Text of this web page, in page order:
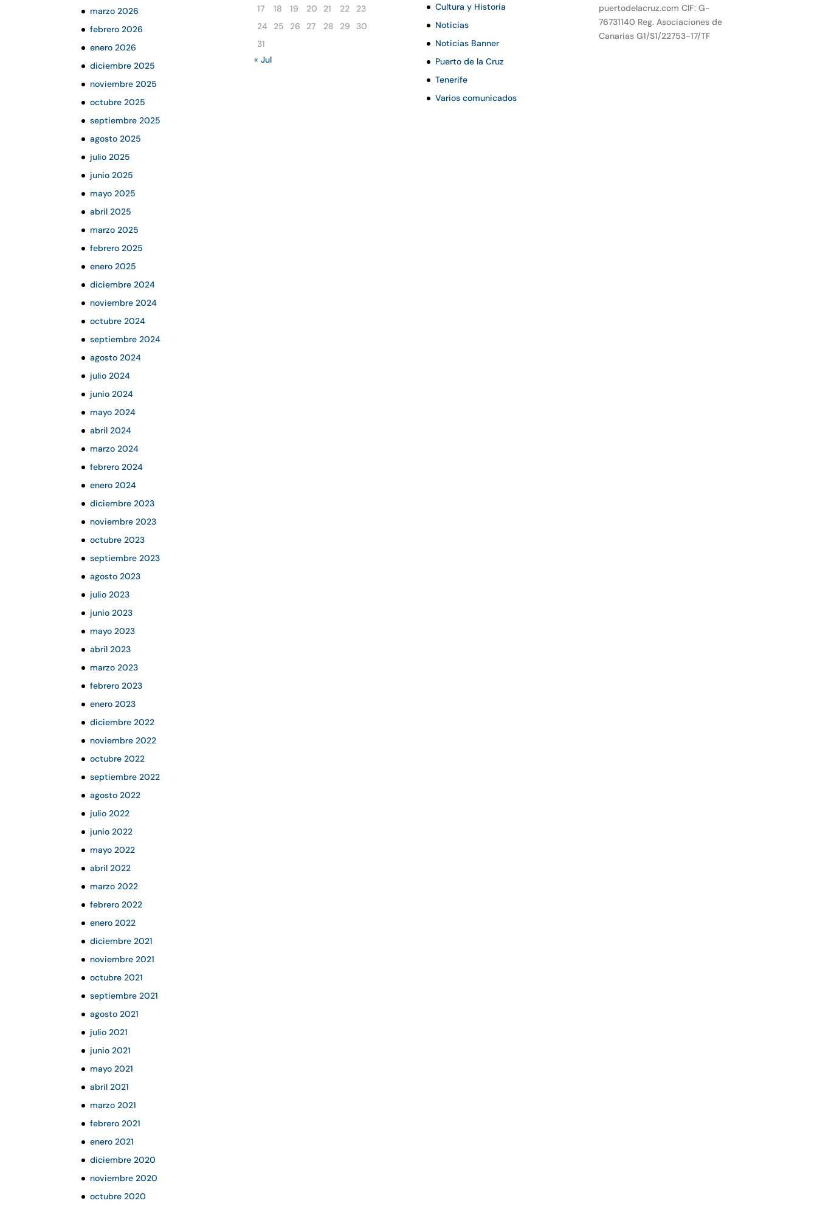
marzo 2026
febrero 2026
enero 2026
diciembre 2025
noviembre 2025
octubre 2025
septiembre 2025
agosto 2025
julio 2025
junio 2025
mayo 2025
abril 2025
marzo 2025
febrero 2025
enero 2025
diciembre 2024
noviembre 2024
octubre 2024
septiembre 2024
agosto 2024
julio 2024
junio 2024
mayo 2024
abril 2024
marzo 2024
febrero 2024
enero 2024
diciembre 2023
noviembre 2023
octubre 2023
septiembre 2023
agosto 2023
julio 2023
junio 2023
mayo 2023
abril 2023
marzo 2023
febrero 2023
enero 2023
diciembre 2022
noviembre 2022
octubre 2022
septiembre 2022
agosto 2022
julio 2022
junio 2022
mayo 2022
abril 2022
marzo 2022
febrero 2022
enero 2022
diciembre 2021
noviembre 2021
octubre 2021
septiembre 2021
agosto 2021
julio 2021
junio 2021
mayo 2021
abril 2021
marzo 2021
febrero 2021
enero 2021
diciembre 2020
noviembre 2020
octubre 2020
17
18 19 20 21 22
23
24
25 26 27 28 29
30
31
« Jul
Cultura y Historia
Noticias
Noticias Banner
Puerto de la Cruz
Tenerife
Varios comunicados
puertodelacruz.com CIF: G-
76731140 Reg. Asociaciones de
Canarias G1/S1/22753-17/TF